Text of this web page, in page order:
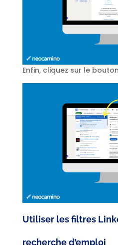
Enfin, cliquez sur le
Utiliser les filtres
recherche d’emploi